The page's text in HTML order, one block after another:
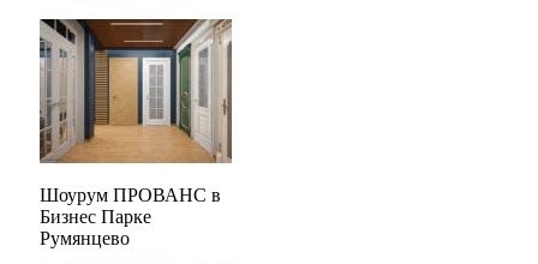
Шоурум ПРОВАНС в
Бизнес Парке
Румянцево